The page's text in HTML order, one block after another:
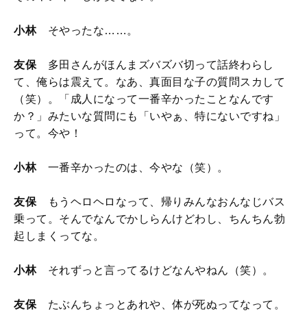
小林そやったな……。
友保 多田さんがほんまズバズバ切って話終わらし
て、俺らは震えて。なあ、真面目な子の質問スカして
（笑）。「成人になって一番辛かったことなんです
か？」みたいな質問にも「いやぁ、特にないですね」
って。今や！
小林一番辛かったのは、今やな（笑）。
友保 もうヘロヘロなって、帰りみんなおんなじバス
乗って。そんでなんでかしらんけどわし、ちんちん勃
起しまくってな。
小林それずっと言ってるけどなんやねん（笑）。
友保 たぶんちょっとあれや、体が死ぬってなって。